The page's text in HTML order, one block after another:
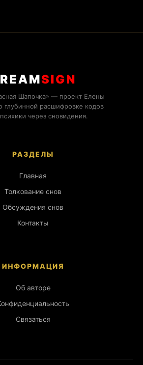
SIGN
Шапочка» — проект Елены
глубинной расшифровке кодов
через сновидения.
РАЗДЕЛЫ
Главная
Толкование снов
Обсуждения снов
Контакты
ИНФОРМАЦИЯ
Об авторе
Связаться